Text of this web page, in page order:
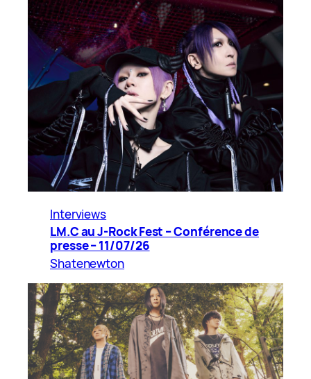
Interviews
LM.C au J-Rock Fest – Conférence de
presse – 11/07/26
Shatenewton